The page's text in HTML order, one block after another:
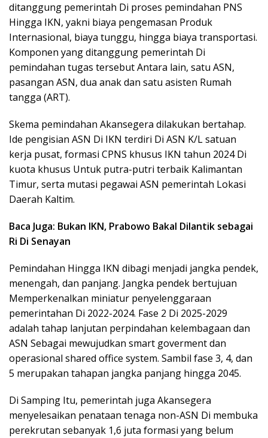
ditanggung pemerintah Di proses pemindahan PNS
Hingga IKN, yakni biaya pengemasan Produk
Internasional, biaya tunggu, hingga biaya transportasi.
Komponen yang ditanggung pemerintah Di
pemindahan tugas tersebut Antara lain, satu ASN,
pasangan ASN, dua anak dan satu asisten Rumah
tangga (ART).
Skema pemindahan Akansegera dilakukan bertahap.
Ide pengisian ASN Di IKN terdiri Di ASN K/L satuan
kerja pusat, formasi CPNS khusus IKN tahun 2024 Di
kuota khusus Untuk putra-putri terbaik Kalimantan
Timur, serta mutasi pegawai ASN pemerintah Lokasi
Daerah Kaltim.
Baca Juga: Bukan IKN, Prabowo Bakal Dilantik sebagai
Ri Di Senayan
Pemindahan Hingga IKN dibagi menjadi jangka pendek,
menengah, dan panjang. Jangka pendek bertujuan
Memperkenalkan miniatur penyelenggaraan
pemerintahan Di 2022-2024. Fase 2 Di 2025-2029
adalah tahap lanjutan perpindahan kelembagaan dan
ASN Sebagai mewujudkan smart goverment dan
operasional shared office system. Sambil fase 3, 4, dan
5 merupakan tahapan jangka panjang hingga 2045.
Di Samping Itu, pemerintah juga Akansegera
menyelesaikan penataan tenaga non-ASN Di membuka
perekrutan sebanyak 1,6 juta formasi yang belum